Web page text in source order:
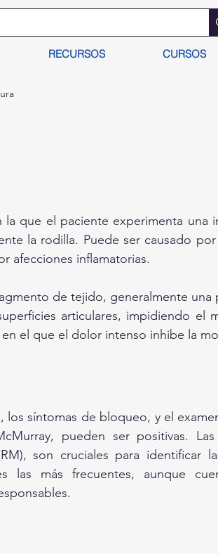
RECURSOS CURSOS
que el paciente experimenta una
la rodilla. Puede ser causado
afecciones inflamatorias.
de tejido, generalmente una
articulares, impidiendo el
el que el dolor intenso inhibe la
síntomas de bloqueo, y el
pueden ser positivas. Las
son cruciales para identificar
las más frecuentes, aunque